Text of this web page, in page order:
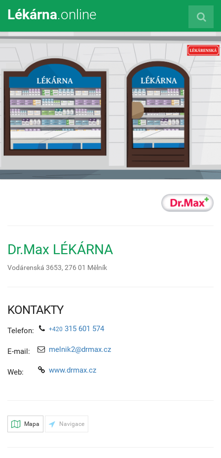
Lékárna.online
Dr.Max LÉKÁRNA
Vodárenská 3653, 276 01 Mělník
KONTAKTY
Telefon: +420 315 601 574
E-mail: melnik2@drmax.cz
Web: www.drmax.cz
Mapa Navigace